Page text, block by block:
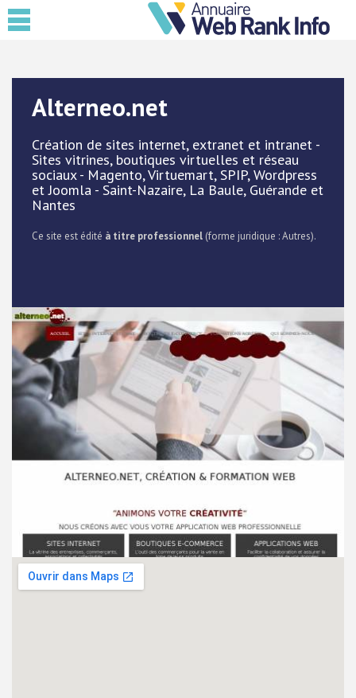
Alterneo.net
Création de sites internet, extranet et intranet -
Sites vitrines, boutiques virtuelles et réseau
sociaux - Magento, Virtuemart, SPIP, Wordpress
et Joomla - Saint-Nazaire, La Baule, Guérande et
Nantes
Ce site est édité à titre professionnel (forme juridique : Autres).